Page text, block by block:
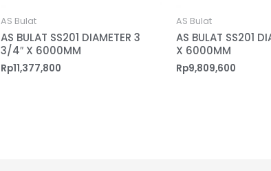
AS Bulat
AS BULAT SS201 DIAMETER 3
3/4″ X 6000MM
Rp11,377,800
AS Bulat
AS BULAT SS201
X 6000MM
Rp9,809,600